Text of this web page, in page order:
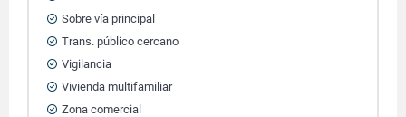
Sobre vía principal
Trans. público cercano
Vigilancia
Vivienda multifamiliar
Zona comercial